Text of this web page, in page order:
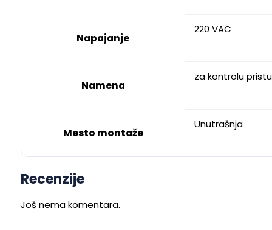
Napajanje
220 VAC
Namena
za kontrolu
Mesto montaže
Unutrašnja
Recenzije
Još nema komentara.